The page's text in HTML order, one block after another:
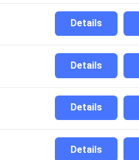
Details
Details
Details
Details